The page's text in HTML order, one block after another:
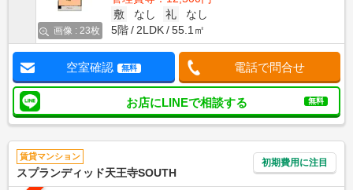
画像 : 23枚
敷
なし 礼
なし
5階
2LDK 55.1㎡
空室確認 無料 電話で問合せ
お店にLINEで相談する 無料
賃貸マンション
スプランディッド天王寺SOUTH
初期費用に注目